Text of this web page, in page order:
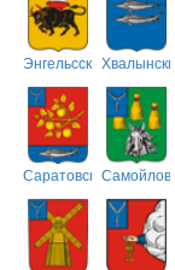
Энгельсский
Саратовский